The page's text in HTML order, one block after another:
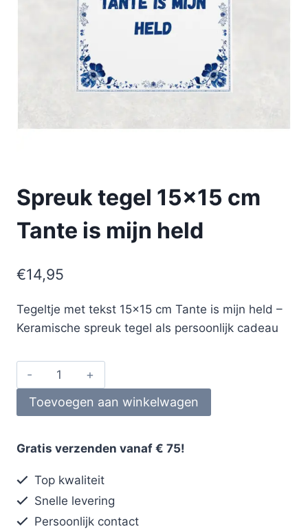
Spreuk tegel 15×15 cm
Tante is mijn held
€14,95
Tegeltje met tekst 15×15 cm Tante is mijn held –
Keramische spreuk tegel als persoonlijk cadeau
Toevoegen aan winkelwagen
Gratis verzenden vanaf € 75!
Top kwaliteit
Snelle levering
Persoonlijk contact